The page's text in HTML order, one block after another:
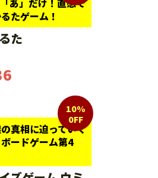
たゲーム！
た
真相に迫っていく
ードゲーム第4
10%
0FF